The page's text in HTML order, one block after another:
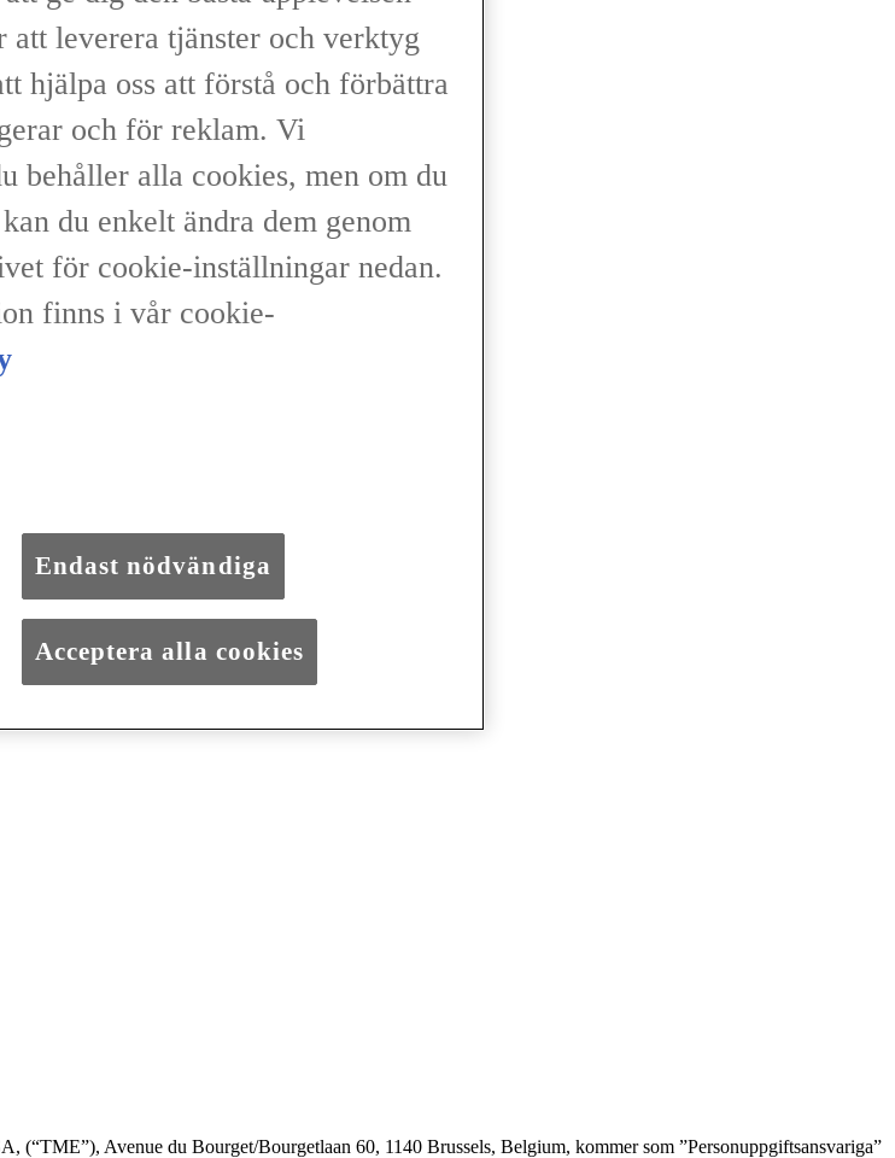
Avenue du Bourget/Bourgetlaan 60, 1140 Brussels, Belgium, kommer som ”Personuppgiftsansvariga”
att leverera tjänster och verktyg
hjälpa oss att förstå och förbättra
och för reklam. Vi
behåller alla cookies, men om du
du enkelt ändra dem genom
för cookie-inställningar nedan.
finns i vår cookie-
Endast nödvändiga
Acceptera alla cookies